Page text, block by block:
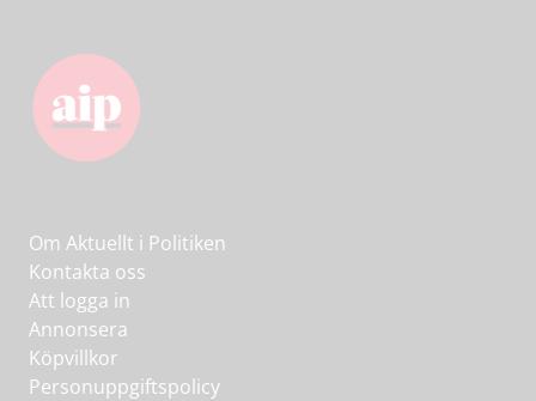
Om Aktuellt i Politiken
Kontakta oss
Att logga in
Annonsera
Köpvillkor
Personuppgiftspolicy